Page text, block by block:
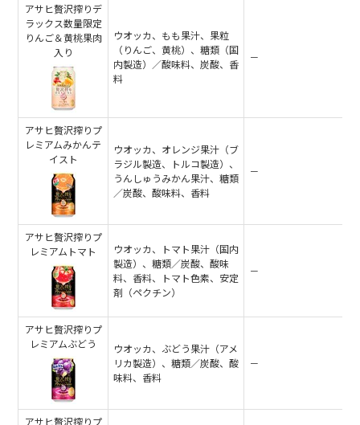
アサヒ贅沢搾りデ
ラックス数量限定
りんご＆黄桃果肉
入り
ウオッカ、もも果汁、果粒
（りんご、黄桃）、糖類（国
内製造）／酸味料、炭酸、香
料
－
アサヒ贅沢搾りプ
レミアムみかんテ
イスト
ウオッカ、オレンジ果汁（ブ
ラジル製造、トルコ製造）、
うんしゅうみかん果汁、糖類
／炭酸、酸味料、香料
－
アサヒ贅沢搾りプ
レミアムトマト
ウオッカ、トマト果汁（国内
製造）、糖類／炭酸、酸味
料、香料、トマト色素、安定
剤（ペクチン）
－
アサヒ贅沢搾りプ
レミアムぶどう
ウオッカ、ぶどう果汁（アメ
リカ製造）、糖類／炭酸、酸
味料、香料
－
アサヒ贅沢搾りプ